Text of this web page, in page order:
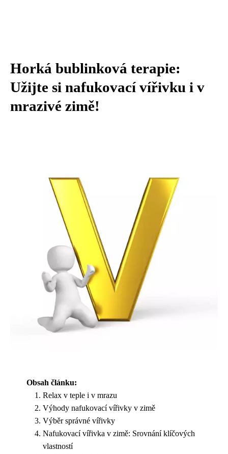
Horká bublinková terapie:
Užijte si nafukovací vířivku i v
mrazivé zimě!
Obsah článku:
Relax v teple i v mrazu
Výhody nafukovací vířivky v zimě
Výběr správné vířivky
Nafukovací vířivka v zimě: Srovnání klíčových
vlastností